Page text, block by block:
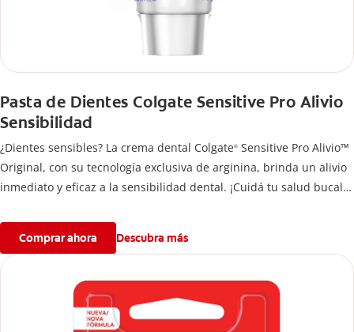
Pasta de Dientes Colgate Sensitive Pro Alivio
Sensibilidad
¿Dientes sensibles? La crema dental Colgate® Sensitive Pro Alivio™
Original, con su tecnología exclusiva de arginina, brinda un alivio
inmediato y eficaz a la sensibilidad dental. ¡Cuidá tu salud bucal!
crema de dientes Colgate
alivio instantáneo* y duradero causado por la sensibilidad dental.
*Con aplicación directa, masajeando por un minuto en cada
diente sensible.
Comprar ahora Descubra más